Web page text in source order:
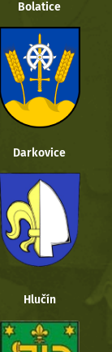
Bolatice
Darkovice
Hlučín